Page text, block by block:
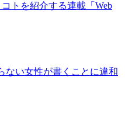
トを紹介する連載「Web
ない女性が書くことに違和